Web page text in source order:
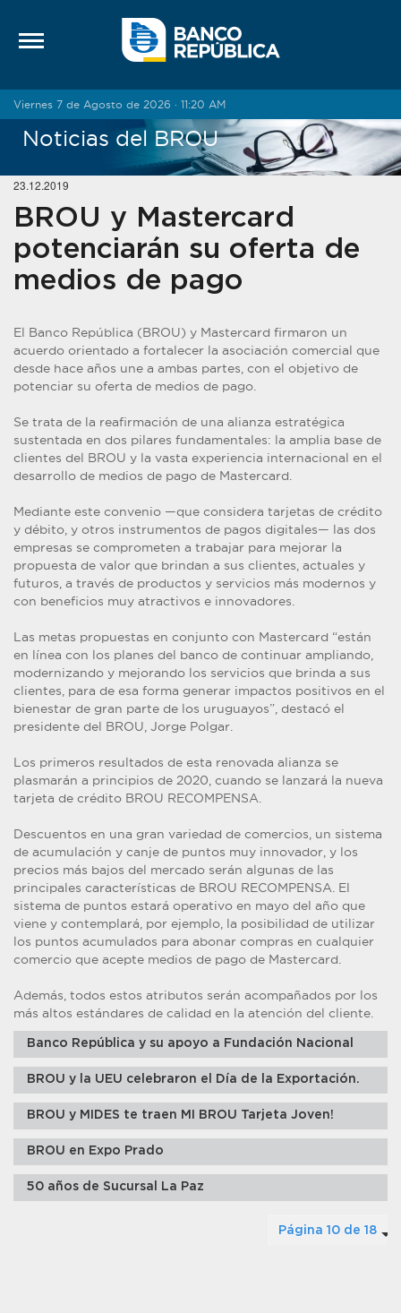
Viernes 7 de Agosto de 2026 · 11:20 AM
Noticias del BROU
23.12.2019
BROU y Mastercard
potenciarán su oferta de
medios de pago
El Banco República (BROU) y Mastercard firmaron un
acuerdo orientado a fortalecer la asociación comercial que
desde hace años une a ambas partes, con el objetivo de
potenciar su oferta de medios de pago.
Se trata de la reafirmación de una alianza estratégica
sustentada en dos pilares fundamentales: la amplia base de
clientes del BROU y la vasta experiencia internacional en el
desarrollo de medios de pago de Mastercard.
Mediante este convenio —que considera tarjetas de crédito
y débito, y otros instrumentos de pagos digitales— las dos
empresas se comprometen a trabajar para mejorar la
propuesta de valor que brindan a sus clientes, actuales y
futuros, a través de productos y servicios más modernos y
con beneficios muy atractivos e innovadores.
Las metas propuestas en conjunto con Mastercard “están
en línea con los planes del banco de continuar ampliando,
modernizando y mejorando los servicios que brinda a sus
clientes, para de esa forma generar impactos positivos en el
bienestar de gran parte de los uruguayos”, destacó el
presidente del BROU, Jorge Polgar.
Los primeros resultados de esta renovada alianza se
plasmarán a principios de 2020, cuando se lanzará la nueva
tarjeta de crédito BROU RECOMPENSA.
Descuentos en una gran variedad de comercios, un sistema
de acumulación y canje de puntos muy innovador, y los
precios más bajos del mercado serán algunas de las
principales características de BROU RECOMPENSA. El
sistema de puntos estará operativo en mayo del año que
viene y contemplará, por ejemplo, la posibilidad de utilizar
los puntos acumulados para abonar compras en cualquier
comercio que acepte medios de pago de Mastercard.
Además, todos estos atributos serán acompañados por los
más altos estándares de calidad en la atención del cliente.
Banco República y su apoyo a Fundación Nacional
BROU y la UEU celebraron el Día de la Exportación.
BROU y MIDES te traen MI BROU Tarjeta Joven!
BROU en Expo Prado
50 años de Sucursal La Paz
Página 10 de 18